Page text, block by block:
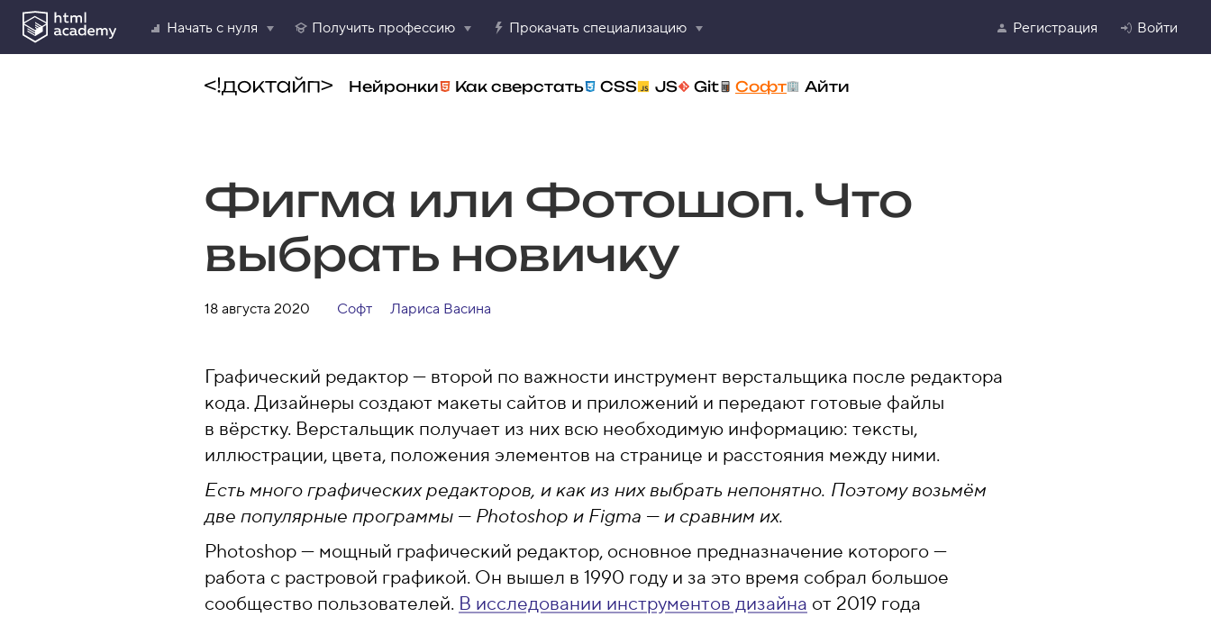
Начать с нуля Получить профессию Прокачать специализацию Регистрация Войти
Нейронки Как сверстать CSS JS Git Софт Айти
Фигма или Фотошоп. Что
выбрать новичку
18 августа 2020 Софт Лариса Васина
Графический редактор — второй по важности инструмент верстальщика после редактора
кода. Дизайнеры создают макеты сайтов и приложений и передают готовые файлы
в вёрстку. Верстальщик получает из них всю необходимую информацию: тексты,
иллюстрации, цвета, положения элементов на странице и расстояния между ними.
Есть много графических редакторов, и как из них выбрать непонятно. Поэтому возьмём
две популярные программы — Photoshop и Figma — и сравним их.
Photoshop — мощный графический редактор, основное предназначение которого —
работа с растровой графикой. Он вышел в 1990 году и за это время собрал большое
сообщество пользователей. В исследовании инструментов дизайна от 2019 года